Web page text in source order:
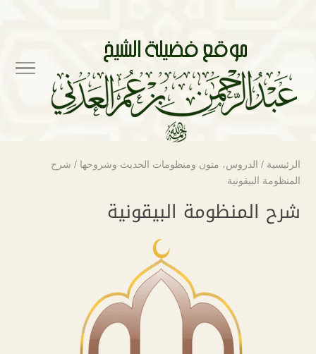
الرئيسية / الدروس، متون ومنظومات الحديث وشروحها / شرح
المنظومة البيقونية
شرح المنظومة البيقونية